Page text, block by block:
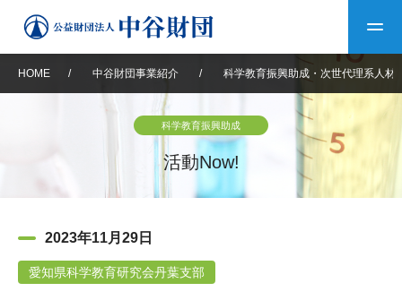
中谷財団について
設立趣意書 財団概要
中谷財団事業紹介 中谷賞
中谷財団動画紹介
HOME / 中谷財団事業紹介 / 科学教育振興助成・次世代理系人材
科学教育振興助成
活動Now!
2023年11月29日
愛知県科学教育研究会丹葉支部